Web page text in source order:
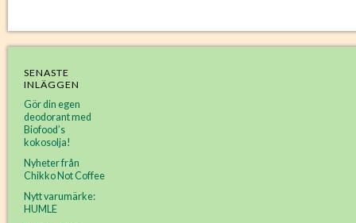
SENASTE
INLÄGGEN
Gör din egen
deodorant med
Biofood’s
kokosolja!
Nyheter från
Chikko Not Coffee
Nytt varumärke:
HUMLE